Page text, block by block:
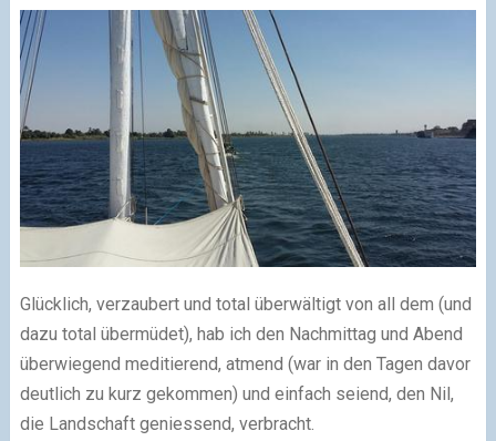
Glücklich, verzaubert und total überwältigt von all dem (und
dazu total übermüdet), hab ich den Nachmittag und Abend
überwiegend meditierend, atmend (war in den Tagen davor
deutlich zu kurz gekommen) und einfach seiend, den Nil,
die Landschaft geniessend, verbracht.